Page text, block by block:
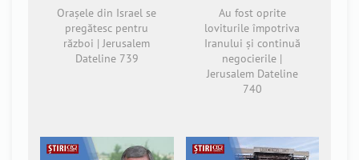
Orașele din Israel se
pregătesc pentru
război | Jerusalem
Dateline 739
Au fost oprite
loviturile împotriva
Iranului și continuă
negocierile |
Jerusalem Dateline
740